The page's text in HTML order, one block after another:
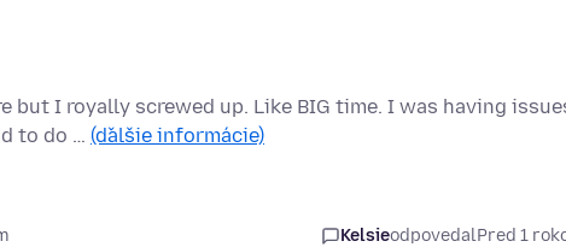
but I royally screwed up. Like BIG time. I was having
to do … (ďalšie informácie)
KelsieodpovedalPred 1